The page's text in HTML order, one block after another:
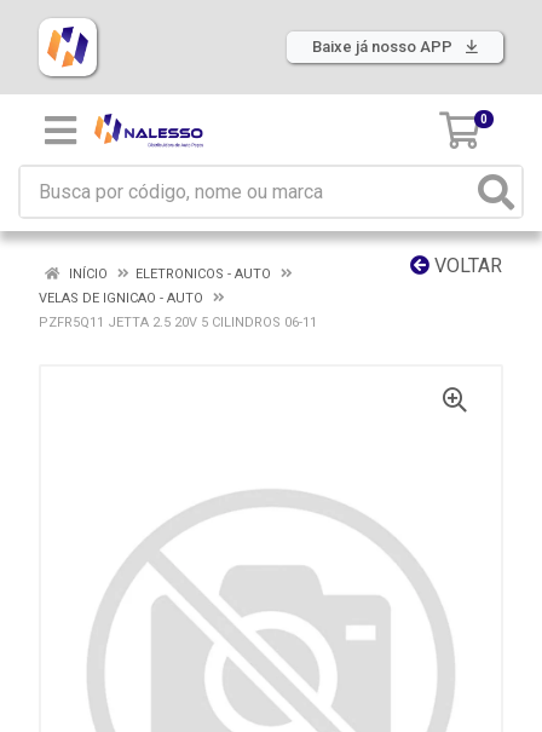
Baixe já nosso APP
0
VOLTAR
INÍCIO
ELETRONICOS - AUTO
VELAS DE IGNICAO - AUTO
PZFR5Q11 JETTA 2.5 20V 5 CILINDROS 06-11